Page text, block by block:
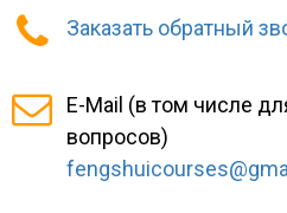
Заказать обратный
E-Mail (в том числе
вопросов)